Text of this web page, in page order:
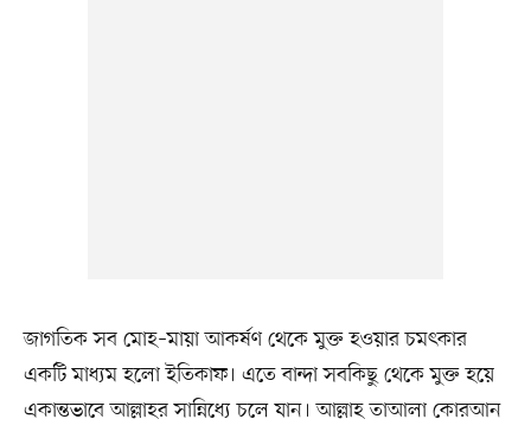
জাগতিক সব মোহ–মায়া আকর্ষণ থেকে মুক্ত হওয়ার চমৎকার
একটি মাধ্যম হলো ইতিকাফ। এতে বান্দা সবকিছু থেকে মুক্ত হয়ে
একান্তভাবে আল্লাহর সান্নিধ্যে চলে যান। আল্লাহ তাআলা কোরআন